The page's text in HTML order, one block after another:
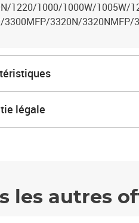
1220/1000/1000W/1005W/
3300MFP/3320N/
légale
les autres